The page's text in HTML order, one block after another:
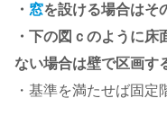
・ 窓を設ける場合はそ
・下の図ｃのように
ない場合は壁で区画す
・基準を満たせば固定